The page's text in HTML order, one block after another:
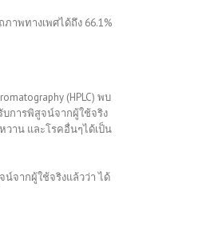
าพทางเพศได้ถึง 66.1%
(HPLC) พบ
บการพิสูจน์จากผู้ใช้จริง
วาน และโรคอื่นๆได้เป็น
จากผู้ใช้จริงแล้วว่า ได้